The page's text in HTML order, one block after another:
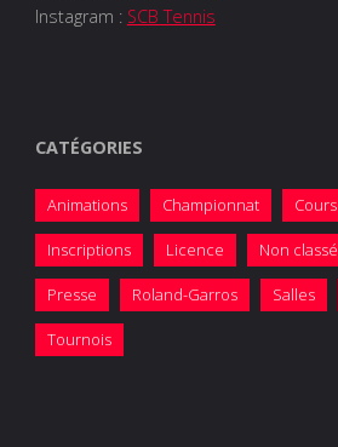
Instagram : SCB Tennis
CATÉGORIES
Animations Championnat Cours
Inscriptions Licence Non classé
Presse Roland-Garros Salles
Tournois